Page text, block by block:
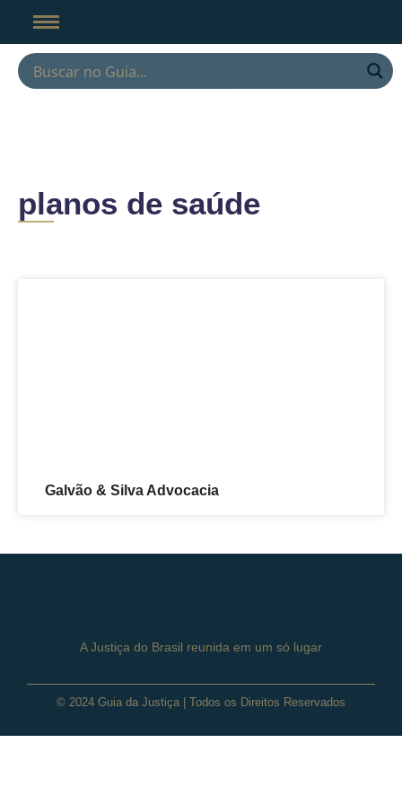
planos de saúde
Galvão & Silva Advocacia
A Justiça do Brasil reunida em um só lugar
© 2024 Guia da Justiça | Todos os Direitos Reservados